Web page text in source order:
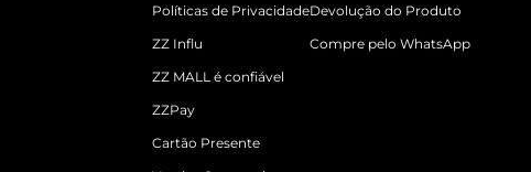
Políticas de Privacidade
ZZ Influ
ZZ MALL é confiável
ZZPay
Cartão Presente
Devolução do Produto
Compre pelo WhatsApp